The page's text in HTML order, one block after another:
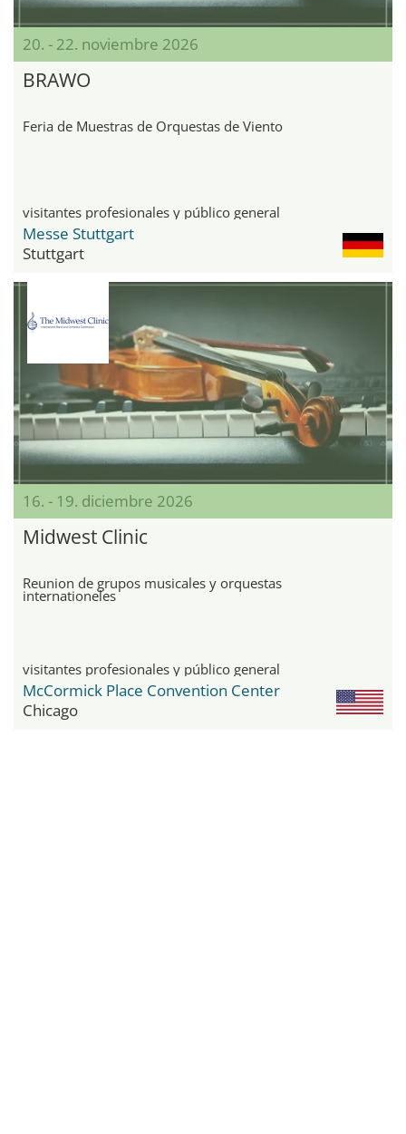
20. - 22. noviembre 2026
BRAWO
Feria de Muestras de Orquestas de Viento
visitantes profesionales y público general
Messe Stuttgart
Stuttgart
16. - 19. diciembre 2026
Midwest Clinic
Reunion de grupos musicales y orquestas
internationeles
visitantes profesionales y público general
McCormick Place Convention Center
Chicago